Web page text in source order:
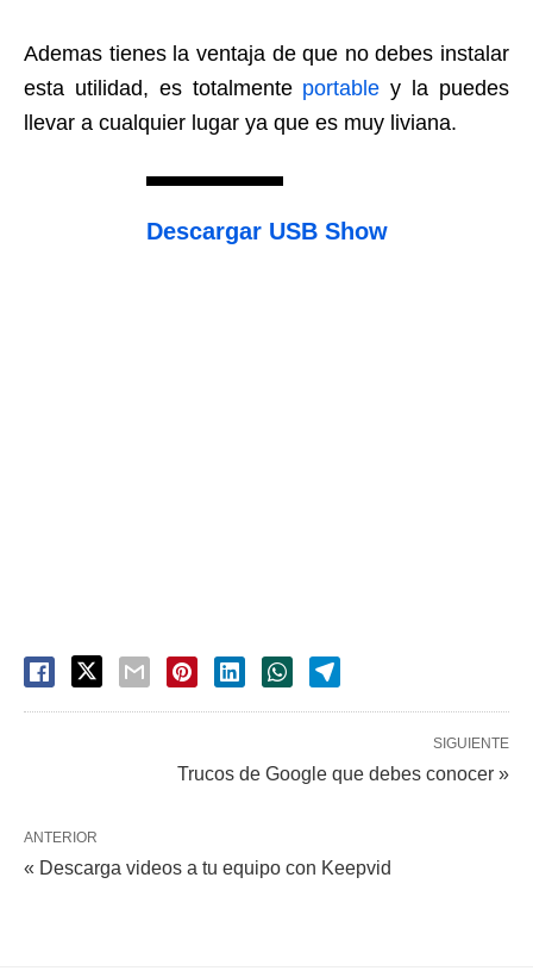
Ademas tienes la ventaja de que no debes instalar
esta utilidad, es totalmente portable y la puedes
llevar a cualquier lugar ya que es muy liviana.
Descargar USB Show
SIGUIENTE
Trucos de Google que debes conocer »
ANTERIOR
« Descarga videos a tu equipo con Keepvid